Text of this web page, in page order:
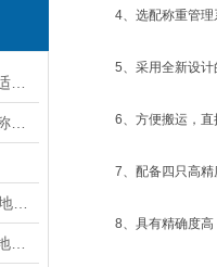
4、选配称重管理
5、采用全新设计
6、方便搬运，直
7、配备四只高精
8、具有精确度高